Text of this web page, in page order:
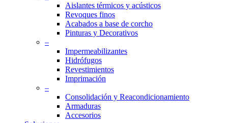
Aislantes térmicos y acústicos
Revoques finos
Acabados a base de corcho
Pinturas y Decorativos
–
Impermeabilizantes
Hidrófugos
Revestimientos
Imprimación
–
Consolidación y Reacondicionamiento
Armaduras
Accesorios